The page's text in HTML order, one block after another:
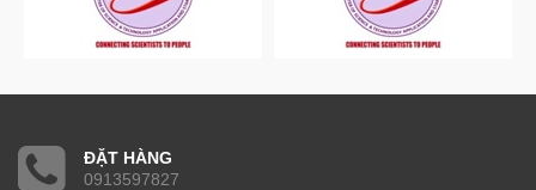
ĐẶT HÀNG
0913597827